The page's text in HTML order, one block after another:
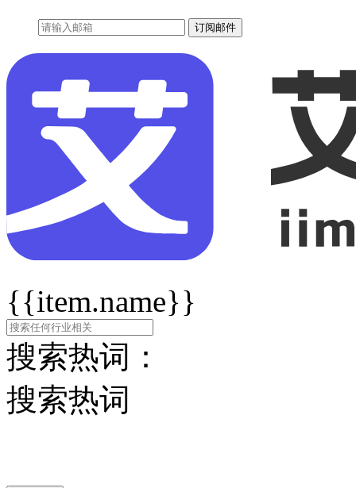
订阅邮件
{{item.name}}
搜索热词：
搜索热词